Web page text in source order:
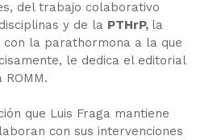
del trabajo colaborativo
y de la PTHrP, la
la parathormona a la que
le dedica el editorial
que Luis Fraga mantiene
con sus intervenciones